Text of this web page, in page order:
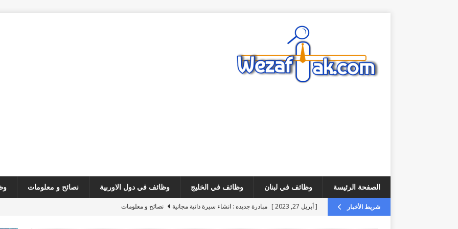
الصفحة الرئيسة وظائف في لبنان وظائف في الخليج وظائف في دول الاوربية نصائح و معلومات
شريط الأخبار [ أبريل 27, 2023 ] مبادرة جديده : انشاء سيرة ذاتية مجانية
نصائح و معلومات